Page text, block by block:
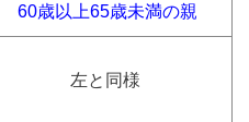
60歳以上65歳未満の親
左と同様